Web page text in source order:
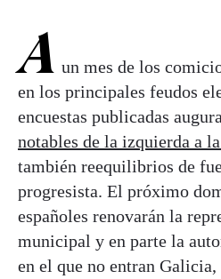
A un mes de los
en los principales feudos
encuestas publicadas
notables de la izquierda a
también reequilibrios de
progresista. El próximo
españoles renovarán la
municipal y en parte la
en el que no entran Galicia,